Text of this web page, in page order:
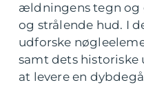
ældningens tegn og
og strålende hud. I
udforske
samt dets historiske
at levere en